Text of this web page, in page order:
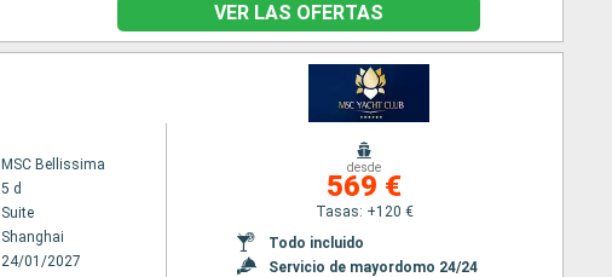
VER LAS OFERTAS
MSC Bellissima
5 d
Suite
Shanghai
24/01/2027
desde
569 €
Tasas: +120 €
Todo incluido
Servicio de mayordomo 24/24